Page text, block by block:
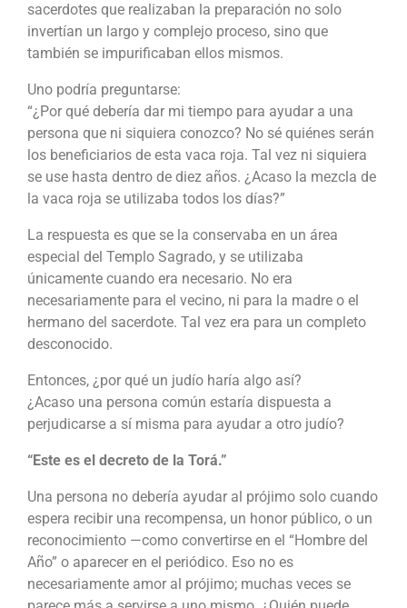
sacerdotes que realizaban la preparación no solo
invertían un largo y complejo proceso, sino que
también se impurificaban ellos mismos.
Uno podría preguntarse:
“¿Por qué debería dar mi tiempo para ayudar a una
persona que ni siquiera conozco? No sé quiénes serán
los beneficiarios de esta vaca roja. Tal vez ni siquiera
se use hasta dentro de diez años. ¿Acaso la mezcla de
la vaca roja se utilizaba todos los días?”
La respuesta es que se la conservaba en un área
especial del Templo Sagrado, y se utilizaba
únicamente cuando era necesario. No era
necesariamente para el vecino, ni para la madre o el
hermano del sacerdote. Tal vez era para un completo
desconocido.
Entonces, ¿por qué un judío haría algo así?
¿Acaso una persona común estaría dispuesta a
perjudicarse a sí misma para ayudar a otro judío?
“Este es el decreto de la Torá.”
Una persona no debería ayudar al prójimo solo cuando
espera recibir una recompensa, un honor público, o un
reconocimiento —como convertirse en el “Hombre del
Año” o aparecer en el periódico. Eso no es
necesariamente amor al prójimo; muchas veces se